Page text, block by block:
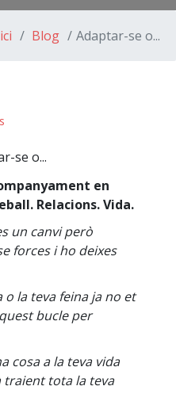
Blog Adaptar-se o...
en
Relacions. Vida.
un canvi però
forces i ho deixes
o la teva feina ja no et
bucle per
cosa a la teva vida
tota la teva